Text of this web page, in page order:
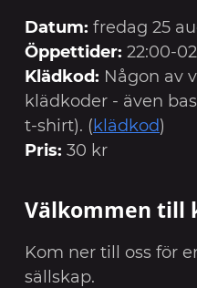
Datum: fredag 25
Öppettider: 22:00-
Klädkod: Någon av
klädkoder - även
t-shirt). (klädkod)
Pris: 30 kr
Välkommen till
Kom ner till oss för
sällskap.